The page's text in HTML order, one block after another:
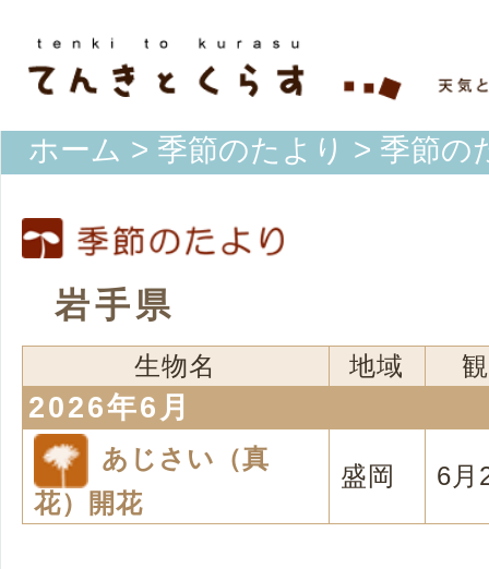
ホーム > 季節のたより > 季節の
岩手県
生物名 地域
2026年6月
あじさい（真
花）開花
盛岡 6月